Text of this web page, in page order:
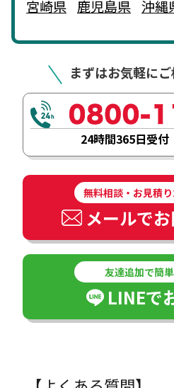
宮崎県 鹿児島県 沖縄
まずはお気軽に
24時間365日受
無料相談・お見積
メールで
友達追加で簡
LINEで